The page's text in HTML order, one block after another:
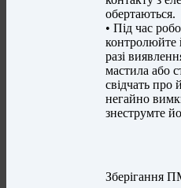
обертаються.
• Під час
контролюйте
разі
мастила або
свідчать про
негайно
знеструмте
Зберігання